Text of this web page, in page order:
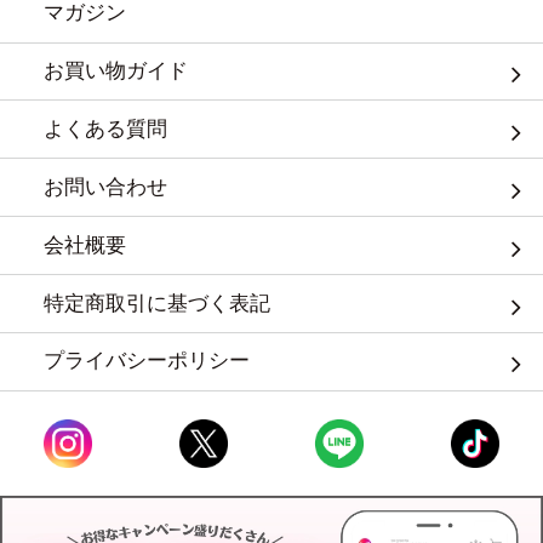
マガジン
お買い物ガイド
よくある質問
お問い合わせ
会社概要
特定商取引に基づく表記
プライバシーポリシー